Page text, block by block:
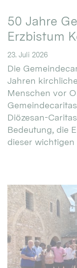
50 Jahre
Erzbistum
23. Juli 2026
Die
Jahren
Menschen vor
Diözesan-
Bedeutung, die
dieser wichtigen